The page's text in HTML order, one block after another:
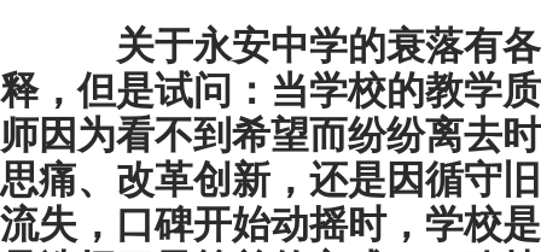
关于永安中学的衰落有各
释，但是试问：当学校的教学
师因为看不到希望而纷纷离去
思痛、改革创新，还是因循守
流失，口碑开始动摇时，学校